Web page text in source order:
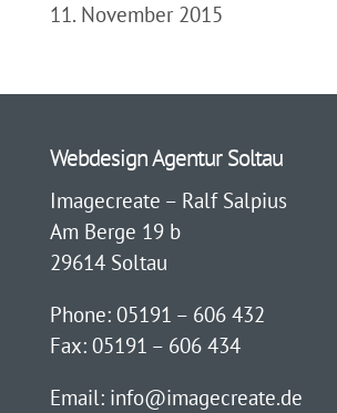
11. November 2015
Webdesign Agentur Soltau
Imagecreate – Ralf Salpius
Am Berge 19 b
29614 Soltau
Phone: 05191 – 606 432
Fax: 05191 – 606 434
Email: info@imagecreate.de